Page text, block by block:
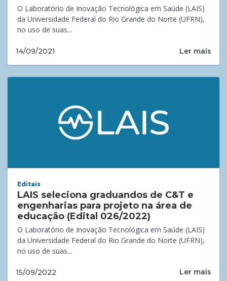
O Laboratório de Inovação Tecnológica em Saúde (LAIS)
da Universidade Federal do Rio Grande do Norte (UFRN),
no uso de suas...
14/09/2021 Ler mais
Editais
LAIS seleciona graduandos de C&T e
engenharias para projeto na área de
educação (Edital 026/2022)
O Laboratório de Inovação Tecnológica em Saúde (LAIS)
da Universidade Federal do Rio Grande do Norte (UFRN),
no uso de suas...
15/09/2022 Ler mais